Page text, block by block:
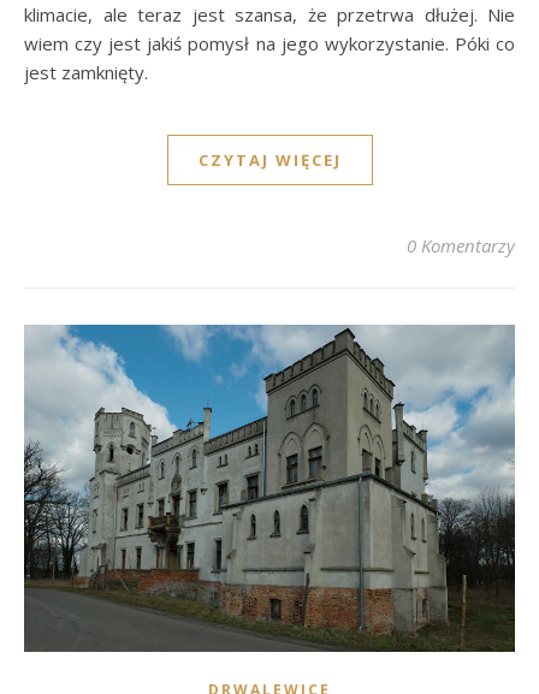
klimacie, ale teraz jest szansa, że przetrwa dłużej. Nie
wiem czy jest jakiś pomysł na jego wykorzystanie. Póki co
jest zamknięty.
CZYTAJ WIĘCEJ
0 Komentarzy
DRWALEWICE